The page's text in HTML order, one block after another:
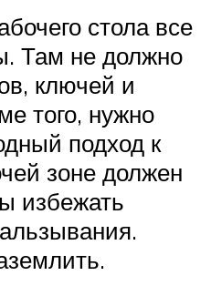
стола все
Там не должно
ключей и
того, нужно
подход к
зоне должен
избежать